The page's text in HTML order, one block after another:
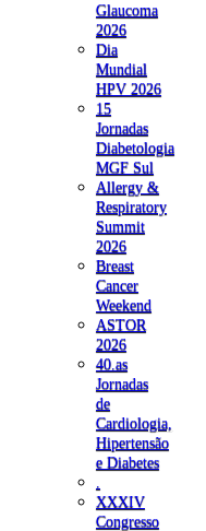
Glaucoma
2026
Dia
Mundial
HPV 2026
15
Jornadas
Diabetologia
MGF Sul
Allergy &
Respiratory
Summit
2026
Breast
Cancer
Weekend
ASTOR
2026
40.as
Jornadas
de
Cardiologia,
Hipertensão
e Diabetes
XXXIV
Congresso